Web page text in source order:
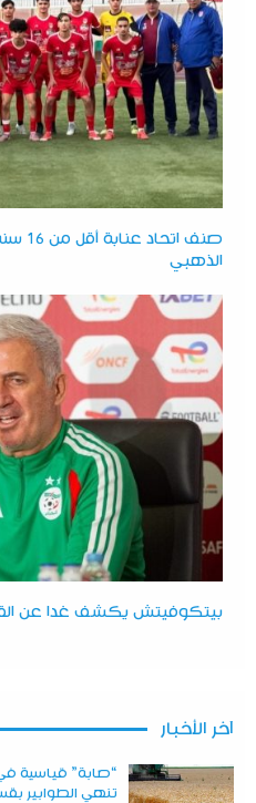
صنف
الذهبي
بيتكوفيتش يكشف غدا عن
آخر الأخبار
تنهي الطوابير